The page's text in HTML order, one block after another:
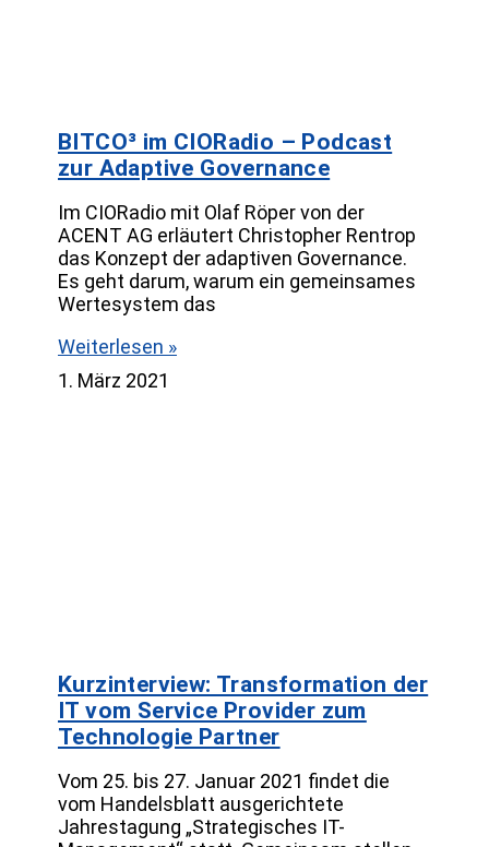
BITCO³ im CIORadio – Podcast
zur Adaptive Governance
Im CIORadio mit Olaf Röper von der
ACENT AG erläutert Christopher Rentrop
das Konzept der adaptiven Governance.
Es geht darum, warum ein gemeinsames
Wertesystem das
Weiterlesen »
1. März 2021
Kurzinterview: Transformation der
IT vom Service Provider zum
Technologie Partner
Vom 25. bis 27. Januar 2021 findet die
vom Handelsblatt ausgerichtete
Jahrestagung „Strategisches IT-